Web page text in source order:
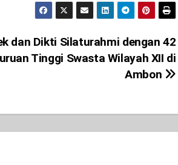
dan Dikti Silaturahmi dengan 42
Tinggi Swasta Wilayah XII di
Ambon